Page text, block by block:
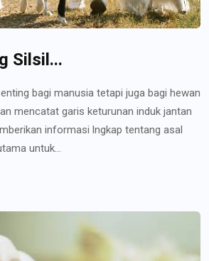
Silsil...
bagi manusia tetapi juga bagi hewan
mencatat garis keturunan induk jantan
informasi lngkap tentang asal
untuk...